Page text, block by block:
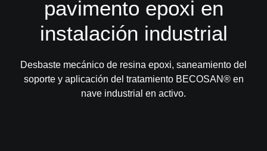
pavimento epoxi en
instalación industrial
Desbaste mecánico de resina epoxi, saneamiento del
soporte y aplicación del tratamiento BECOSAN® en
nave industrial en activo.